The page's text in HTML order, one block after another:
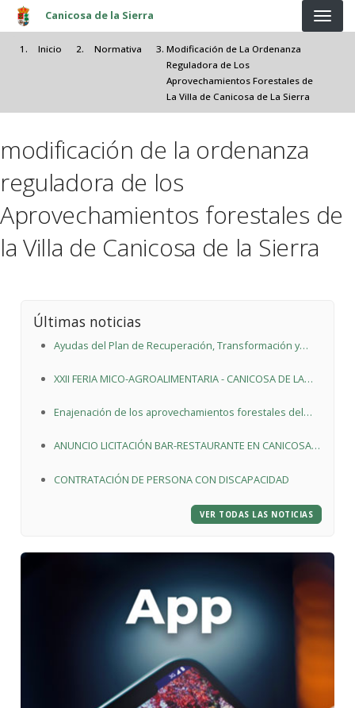
Pasar al contenido principal
Canicosa de la Sierra
Inicio Normativa
Modificación de La Ordenanza
Reguladora de Los
Aprovechamientos Forestales de
La Villa de Canicosa de La Sierra
modificación de la ordenanza
reguladora de los
Aprovechamientos forestales de
la Villa de Canicosa de la Sierra
Últimas noticias
Ayudas del Plan de Recuperación, Transformación y
XXII FERIA MICO-AGROALIMENTARIA - CANICOSA DE LA
Enajenación de los aprovechamientos forestales del
ANUNCIO LICITACIÓN BAR-RESTAURANTE EN CANICOSA
CONTRATACIÓN DE PERSONA CON DISCAPACIDAD
VER TODAS LAS NOTICIAS